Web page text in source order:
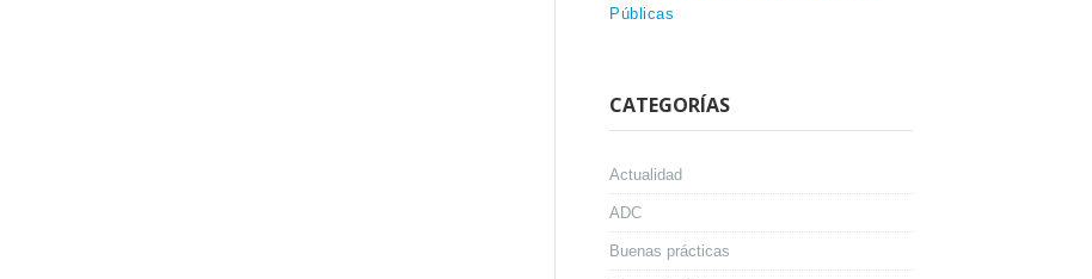
Públicas
CATEGORÍAS
Actualidad
ADC
Buenas prácticas